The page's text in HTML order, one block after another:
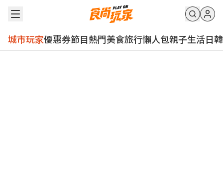
城市玩家優惠券節目熱門美食旅行懶人包親子生活日韓